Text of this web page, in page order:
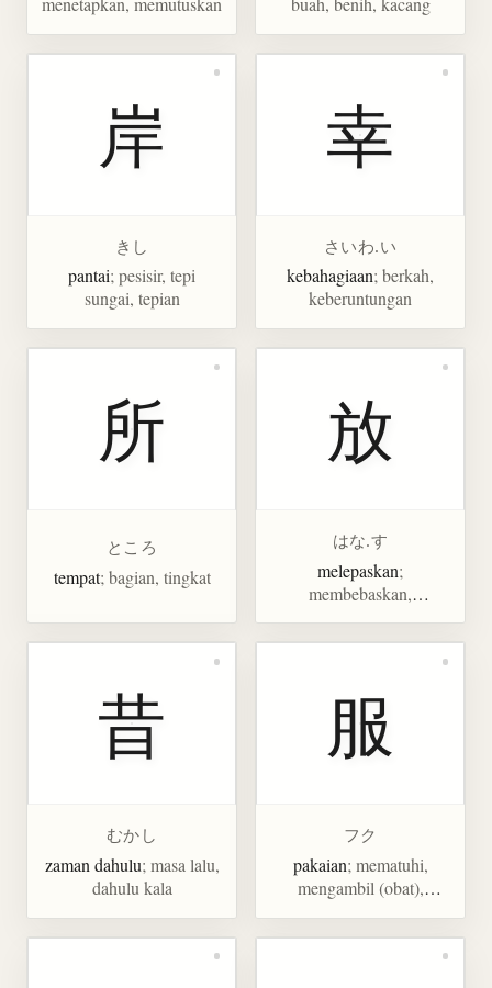
岸
きし
pantai; pesisir, tepi
sungai, tepian
幸
さいわ.い
kebahagiaan; berkah,
keberuntungan
所
ところ
tempat; bagian, tingkat
放
はな.す
melepaskan;
membebaskan,
memancarkan, mengusir
昔
むかし
zaman dahulu; masa lalu,
dahulu kala
服
フク
pakaian; mematuhi,
mengambil (obat),
membebaskan